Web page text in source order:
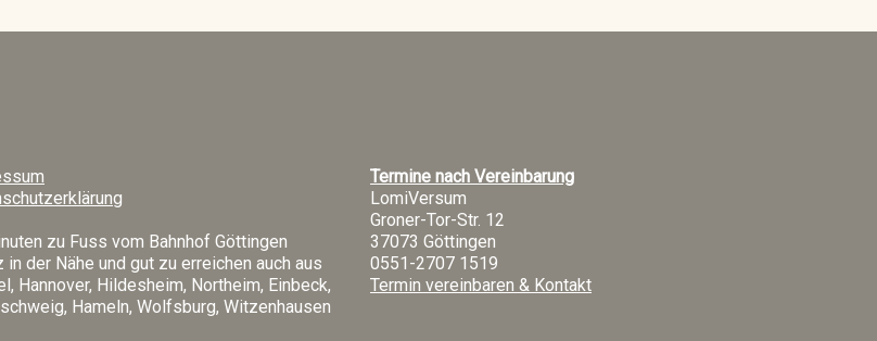
zu Fuss vom Bahnhof Göttingen
in der Nähe und gut zu erreichen auch aus
Hannover, Hildesheim, Northeim, Einbeck,
Hameln, Wolfsburg, Witzenhausen
Termine nach Vereinbarung
LomiVersum
Groner-Tor-Str. 12
37073 Göttingen
0551-2707 1519
Termin vereinbaren & Kontakt